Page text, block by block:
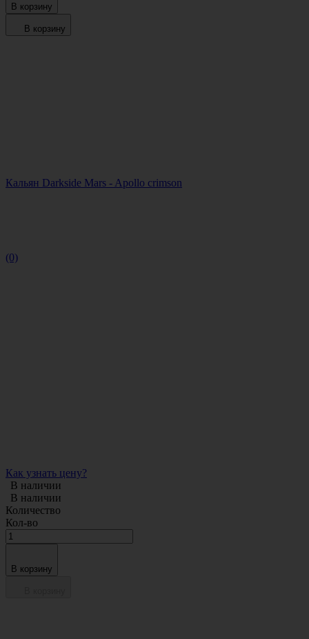
В корзину
В корзину
Кальян Darkside Mars - Apollo crimson
(0)
Как узнать цену?
В наличии
В наличии
Количество
Кол-во
В корзину